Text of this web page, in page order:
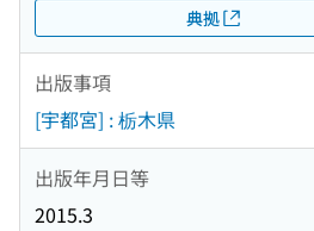
典拠
出版事項
[宇都宮] : 栃木県
出版年月日等
2015.3